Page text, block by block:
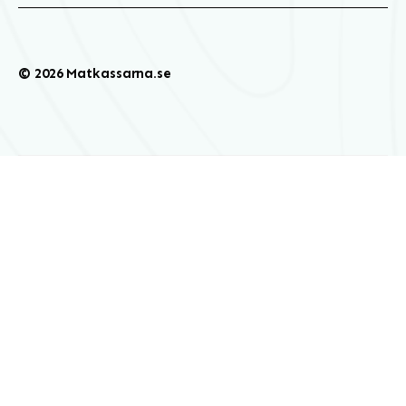
© 2026 Matkassarna.se